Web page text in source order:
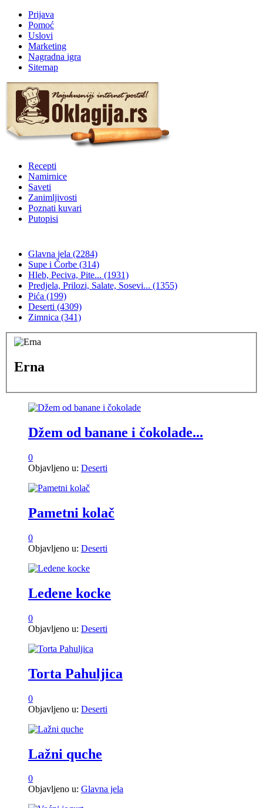
Prijava
Pomoć
Uslovi
Marketing
Nagradna igra
Sitemap
Recepti
Namirnice
Saveti
Zanimljivosti
Poznati kuvari
Putopisi
Glavna jela (2284)
Supe i Čorbe (314)
Hleb, Peciva, Pite... (1931)
Predjela, Prilozi, Salate, Sosevi... (1355)
Pića (199)
Deserti (4309)
Zimnica (341)
Erna
Džem od banane i čokolade...
0
Objavljeno u: Deserti
Pametni kolač
0
Objavljeno u: Deserti
Ledene kocke
0
Objavljeno u: Deserti
Torta Pahuljica
0
Objavljeno u: Deserti
Lažni quche
0
Objavljeno u: Glavna jela